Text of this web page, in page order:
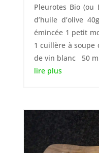
Pleurotes Bio (ou
d’huile d’olive
émincée 1 petit
1 cuillère à soupe
de vin blanc 50
lire plus